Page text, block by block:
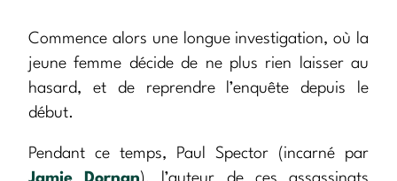
Commence alors une longue investigation, où la
jeune femme décide de ne plus rien laisser au
hasard, et de reprendre l’enquête depuis le
début.
Pendant ce temps, Paul Spector (incarné par